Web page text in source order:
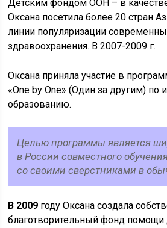
Детским фондом ООН – в
Оксана посетила более 20 стран
линии популяризации
здравоохранения. В 2007-2009 г.
Оксана приняла участие в
«One by One» (Один за другим)
образованию.
Целью программы является
в России совместного
со своими сверстниками в
В 2009 году Оксана создала
благотворительный фонд